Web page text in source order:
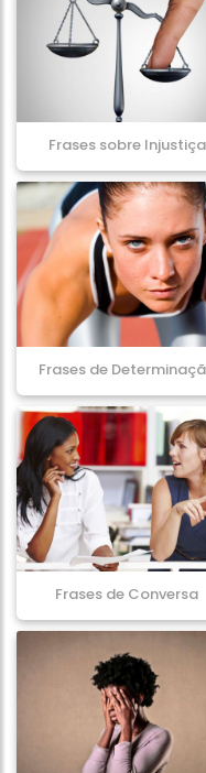
Frases sobre Injustiça
Frases de
Frases de Conversa